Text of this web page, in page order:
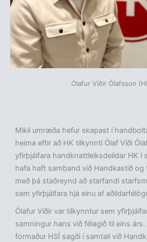
Ólafur Víðir Ólafsson
Mikil umræða hefur skapast í
heima eftir að HK tilkynnti Ólaf Víði
yfirþjálfara handknattleiksdeildar HK í
hafa haft samband við Handkastið
með þá staðreynd að starfandi
sem yfirþjálfara hjá einu af
Ólafur Víðir var tilkynntur sem
samningur hans við félagið til eins
formaður HSÍ sagði í samtali við